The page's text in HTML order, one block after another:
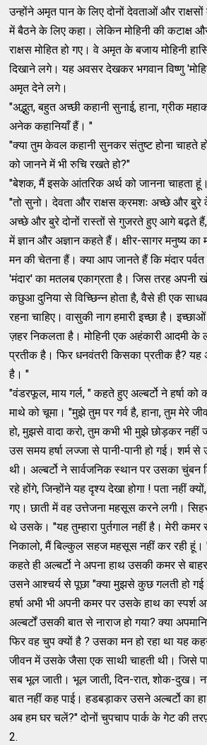
उन्होंने अमृत पान के लिए दोनों देवताओं और
में बैठने के लिए कहा। लेकिन मोहिनी की कटाक्ष
राक्षस मोहित हो गए। वे अमृत के बजाय मोहिनी
दिखाने लगे। यह अवसर देखकर भगवान विष्णु
अमृत देने लगे।
"अद्भुत, बहुत अच्छी कहानी सुनाई, हाना, ग्रीक
अनेक कहानियाँ हैं। "
"क्या तुम केवल कहानी सुनकर संतुष्ट होना चाहते
को जानने में भी रुचि रखते हो?"
"बेशक, मैं इसके आंतरिक अर्थ को जानना चाहता
"तो सुनो। देवता और राक्षस क्रमशः अच्छे और
अच्छे और बुरे दोनों रास्तों से गुजरते हुए आगे बढ़ते
में ज्ञान और अज्ञान कहते हैं। क्षीर-सागर मनुष्य
मन की चेतना हैं। क्या आप जानते हैं कि मंदार
'मंदार' का मतलब एकाग्रता है। जिस तरह अपनी
कछुआ दुनिया से विच्छिन्न होता है, वैसे ही एक
रहना चाहिए। वासुकी नाग हमारी इच्छा है।
ज़हर निकलता है। मोहिनी एक अहंकारी आदमी के
प्रतीक है। फिर धनवंतरी किसका प्रतीक है? यह
है। "
"वंडरफूल, माय गर्ल, " कहते हुए अल्बर्टो ने हर्षा
माथे को चूमा। "मुझे तुम पर गर्व है, हाना, तुम मेरे
हो, मुझसे वादा करो, तुम कभी भी मुझे छोड़कर नहीं
उस समय हर्षा लज्जा से पानी-पानी हो गई। शर्म
थी। अल्बर्टो ने सार्वजनिक स्थान पर उसका चुंबन
रहे होंगे, जिन्होंने यह दृश्य देखा होगा ! पता
गए। छाती में वह उत्तेजना महसूस करने लगी।
थे उसके। "यह तुम्हारा पुर्तगाल नहीं है। मेरी कमर
निकालो, मैं बिल्कुल सहज महसूस नहीं कर रही हूं।
कहते ही अल्बर्टो ने अपना हाथ उसकी कमर से
उसने आश्चर्य से पूछा "क्या मुझसे कुछ गलती हो गई
हर्षा अभी भी अपनी कमर पर उसके हाथ का स्पर्श
अल्बर्टों उसकी बात से नाराज हो गया? क्या
फिर वह चुप क्यों है ? उसका मन हो रहा था यह
जीवन में उसके जैसा एक साथी चाहती थी। जिसे
सब भूल जाती। भूल जाती, दिन-रात, शोक-दुख।
बात नहीं कह पाई। हडबड़ाकर उसने अल्बर्टो का
अब हम घर चलें?" दोनों चुपचाप पार्क के गेट की
2.